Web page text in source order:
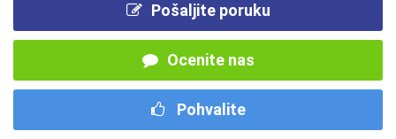
Pošaljite poruku
Ocenite nas
Pohvalite